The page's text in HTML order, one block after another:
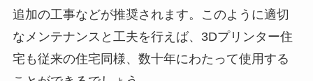
追加の工事などが推奨されます。このように適切
なメンテナンスと工夫を行えば、3Dプリンター住
宅も従来の住宅同様、数十年にわたって使用する